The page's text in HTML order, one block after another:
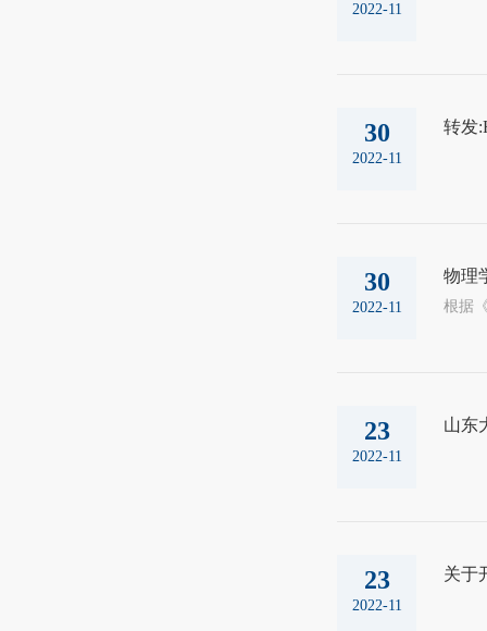
2022-11
30
2022-11
转发
30
2022-11
物理
23
2022-11
山东
23
2022-11
关于